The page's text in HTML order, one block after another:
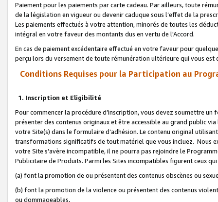
Paiement pour les paiements par carte cadeau. Par ailleurs, toute
de la législation en vigueur ou devenir caduque sous l’effet de la
Les paiements effectués à votre attention, minorés de toutes les
intégral en votre faveur des montants dus en vertu de l'Accord.
En cas de paiement excédentaire effectué en votre faveur pour
perçu lors du versement de toute rémunération ultérieure qui vous est
Conditions Requises pour la Participation au
1. Inscription et Eligibilité
Pour commencer la procédure d’inscription, vous devez soumettre
présenter des contenus originaux et être accessible au grand public
votre Site(s) dans le formulaire d’adhésion. Le contenu original
transformations significatifs de tout matériel que vous incluez. Nous
votre Site s'avère incompatible, il ne pourra pas rejoindre le
Publicitaire de Produits. Parmi les Sites incompatibles figurent ceux
(a) font la promotion de ou présentent des contenus obscènes ou
(b) font la promotion de la violence ou présentent des contenus
ou dommageables,